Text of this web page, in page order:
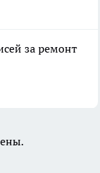
за ремонт